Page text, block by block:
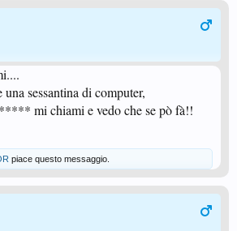
sessantina di computer,
mi chiami e vedo che se pò fà!!
piace questo messaggio.